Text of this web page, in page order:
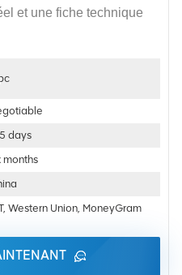
et une fiche technique
days
months
Western Union, MoneyGram